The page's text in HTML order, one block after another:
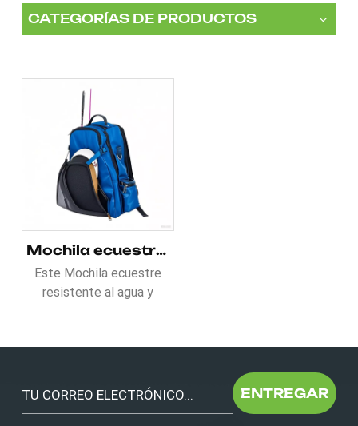
CATEGORÍAS DE PRODUCTOS
Mochila ecuestre resistente e impermeable para montar a caballo
Este Mochila ecuestre
resistente al agua y
un soporte para casco
compartimento separado
ENTREGAR